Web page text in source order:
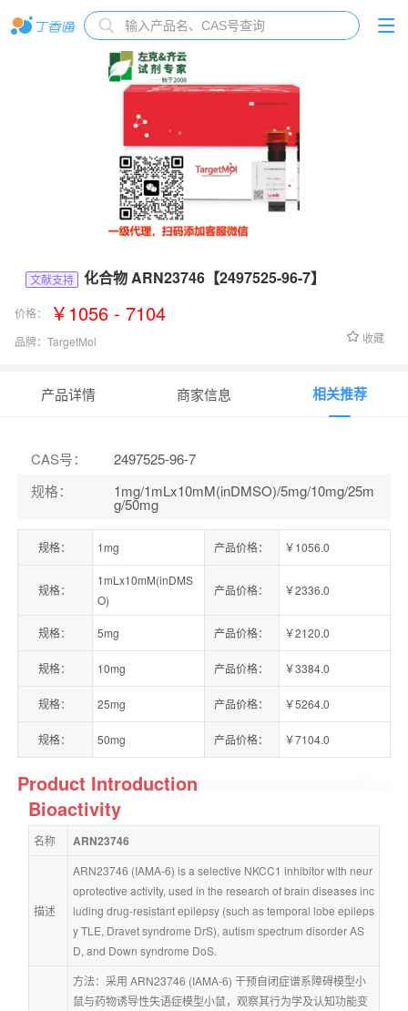
文献支持 化合物 ARN23746【2497525-96-7】
价格： ￥1056 - 7104
品牌： TargetMol 收藏
产品详情 商家信息 相关推荐
CAS号：
2497525-96-7
规格： 1mg/1mLx10mM(inDMSO)/5mg/10mg/25m
g/50mg
规格： 1mg 产品价格： ￥1056.0
规格：
1mLx10mM(inDMS
O)
产品价格： ￥2336.0
规格： 5mg 产品价格： ￥2120.0
规格： 10mg 产品价格： ￥3384.0
规格： 25mg 产品价格： ￥5264.0
规格： 50mg 产品价格： ￥7104.0
Product Introduction
Bioactivity
名称 ARN23746
描述
ARN23746 (IAMA-6) is a selective NKCC1 inhibitor with neur
oprotective activity, used in the research of brain diseases inc
luding drug-resistant epilepsy (such as temporal lobe epileps
y TLE, Dravet syndrome DrS), autism spectrum disorder AS
D, and Down syndrome DoS.
方法：采用 ARN23746 (IAMA-6) 干预自闭症谱系障碍模型小
鼠与药物诱导性失语症模型小鼠，观察其行为学及认知功能变